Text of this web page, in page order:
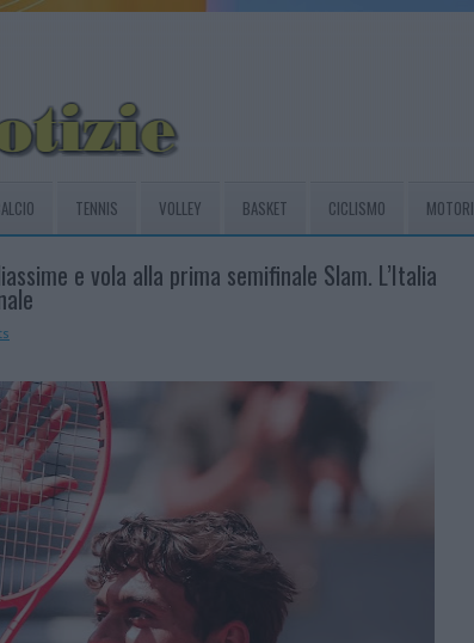
TENNIS VOLLEY BASKET CICLISMO MOTORI
e vola alla prima semifinale Slam. L’Italia